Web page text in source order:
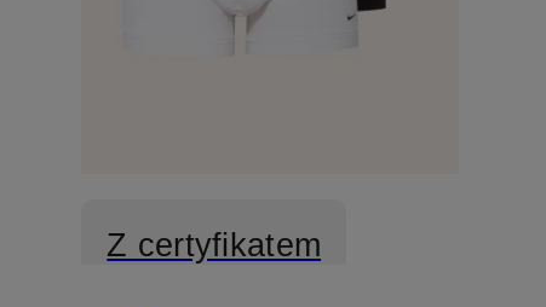
Z certyfikatem